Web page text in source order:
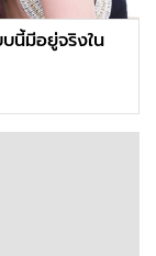
นี้มีอยู่จริงใน